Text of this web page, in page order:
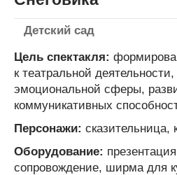
Детский сад
Цель спектакля:
к театральной
эмоциональной сферы,
коммуникативных
Персонажи: сказительница,
Оборудование:
сопровождение, ширма для